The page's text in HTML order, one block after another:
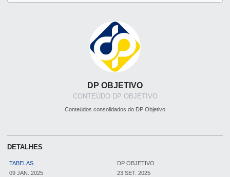
DP OBJETIVO
CONTEÚDO DP OBJETIVO
Conteúdos consolidados do DP Objetivo
DETALHES
TABELAS
DP OBJETIVO
09 JAN. 2025
23 SET. 2025